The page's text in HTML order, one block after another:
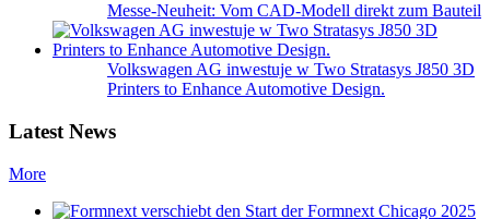
Messe-Neuheit: Vom CAD-Modell direkt zum Bauteil
Volkswagen AG inwestuje w Two Stratasys J850 3D
Printers to Enhance Automotive Design.
Latest News
More